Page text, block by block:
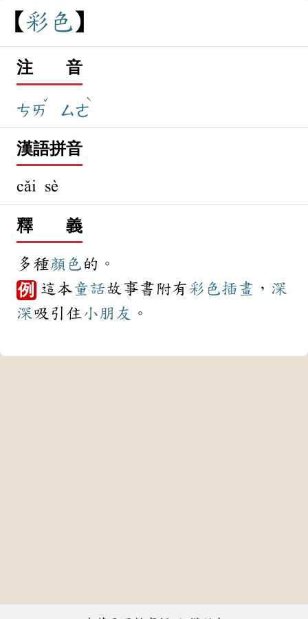
彩 色
注 音
ㄘㄞ
ˇ
ㄙㄜ
ˋ
漢語拼音
cǎi sè
釋 義
多種顏色 的。
例 這本童話故事書附有彩色插畫 ， 深
深吸引住小朋友 。